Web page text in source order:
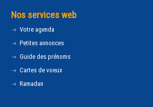
Nos services web
Votre agenda
Petites annonces
Guide des prénoms
Cartes de voeux
Ramadan